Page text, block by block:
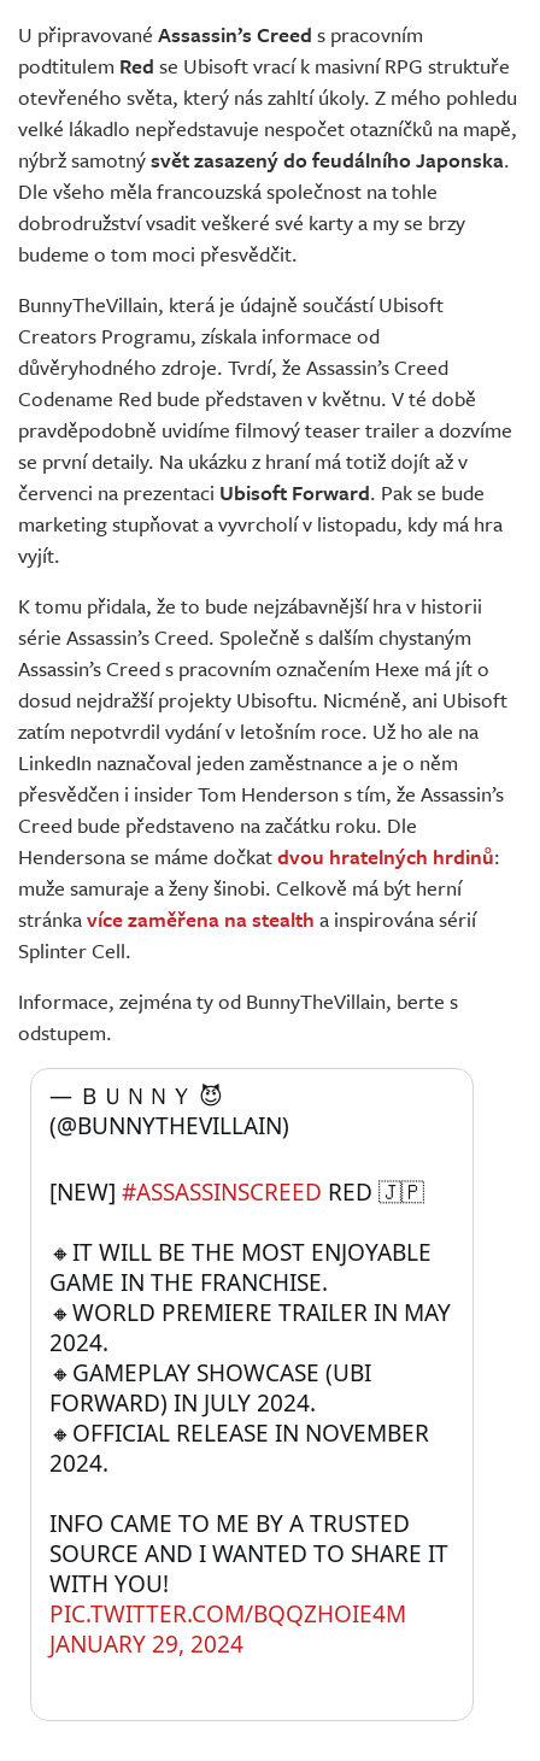
Živě
U připravované Assassin’s Creed s pracovním
podtitulem Red se Ubisoft vrací k masivní RPG struktuře
otevřeného světa, který nás zahltí úkoly. Z mého pohledu
velké lákadlo nepředstavuje nespočet otazníčků na mapě,
nýbrž samotnýsvět zasazený do feudálního Japonska.
Dle všeho měla francouzská společnost na tohle
dobrodružství vsadit veškeré své karty a my se brzy
budeme o tom moci přesvědčit.
BunnyTheVillain, která je údajně součástí Ubisoft
Creators Programu, získala informace od
důvěryhodného zdroje. Tvrdí, že Assassin’s Creed
Codename Red bude představen v květnu. V té době
pravděpodobně uvidíme filmový teaser trailer a dozvíme
se první detaily. Na ukázku z hraní má totiž dojít až v
červenci na prezentaci Ubisoft Forward. Pak se bude
marketing stupňovat a vyvrcholí v listopadu, kdy má hra
vyjít.
K tomu přidala, že to bude nejzábavnější hra v historii
série Assassin’s Creed. Společně s dalším chystaným
Assassin’s Creed s pracovním označením Hexe má jít o
dosud nejdražší projekty Ubisoftu. Nicméně, ani Ubisoft
zatím nepotvrdil vydání v letošním roce. Už ho ale na
LinkedIn naznačoval jeden zaměstnance a je o něm
přesvědčen i insider Tom Henderson s tím, že Assassin’s
Creed bude představeno na začátku roku. Dle
Hendersona se máme dočkatdvou hratelných hrdinů:
muže samuraje a ženy šinobi. Celkově má být herní
stránkavíce zaměřena na stealth a inspirována sérií
Splinter Cell.
Informace, zejména ty od BunnyTheVillain, berte s
odstupem.
[NEW] #ASSASSINSCREED RED 🇯🇵
🔸IT WILL BE THE MOST ENJOYABLE
GAME IN THE FRANCHISE.
🔸WORLD PREMIERE TRAILER IN MAY
2024.
🔸GAMEPLAY SHOWCASE (UBI
FORWARD) IN JULY 2024.
🔸OFFICIAL RELEASE IN NOVEMBER
2024.
INFO CAME TO ME BY A TRUSTED
SOURCE AND I WANTED TO SHARE IT
PIC.TWITTER.COM/BQQZHOIE4M
— ＢＵＮＮＹ 😈
(@BUNNYTHEVILLAIN)
JANUARY 29, 2024